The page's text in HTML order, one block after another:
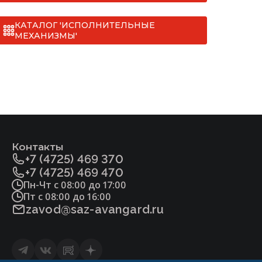
корпуса не
0,2мм в год
коррозии материала
превышает
(закрытого типа) [ТУ 3742-005-22294686-2009].pdf
КАТАЛОГ 'ИСПОЛНИТЕЛЬНЫЕ
МЕХАНИЗМЫ'
Контакты
+7 (4725) 469 370
+7 (4725) 469 470
Пн-Чт с 08:00 до 17:00
Пт с 08:00 до 16:00
zavod@saz-avangard.ru